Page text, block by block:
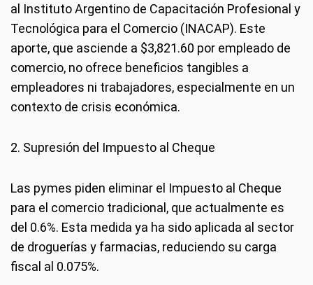
al Instituto Argentino de Capacitación Profesional y
Tecnológica para el Comercio (INACAP). Este
aporte, que asciende a $3,821.60 por empleado de
comercio, no ofrece beneficios tangibles a
empleadores ni trabajadores, especialmente en un
contexto de crisis económica.
2. Supresión del Impuesto al Cheque
Las pymes piden eliminar el Impuesto al Cheque
para el comercio tradicional, que actualmente es
del 0.6%. Esta medida ya ha sido aplicada al sector
de droguerías y farmacias, reduciendo su carga
fiscal al 0.075%.